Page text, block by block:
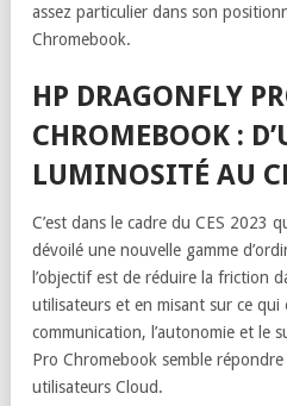
assez particulier dans son
Chromebook.
HP DRAGONFLY
CHROMEBOOK :
LUMINOSITÉ AU
C’est dans le cadre du CES 2023
dévoilé une nouvelle gamme
l’objectif est de réduire la friction
utilisateurs et en misant sur ce
communication, l’autonomie et le
Pro Chromebook semble
utilisateurs Cloud.